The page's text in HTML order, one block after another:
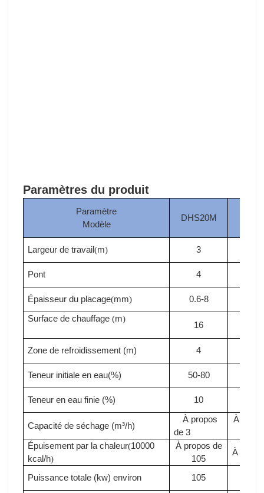
Paramètres du produit
Paramètre
Modèle
DHS20M
Largeur de travail(m) 3
Pont 4
Épaisseur du placage(mm) 0.6-8
Surface de chauffage (m)
16
Zone de refroidissement (m) 4
Teneur initiale en eau(%) 50-80
Teneur en eau finie (%) 10
Capacité de séchage (m³/h)
À propos
de 3
À
Épuisement par la chaleur(10000
kcal/h)
À propos de
105
À
Puissance totale (kw) environ 105